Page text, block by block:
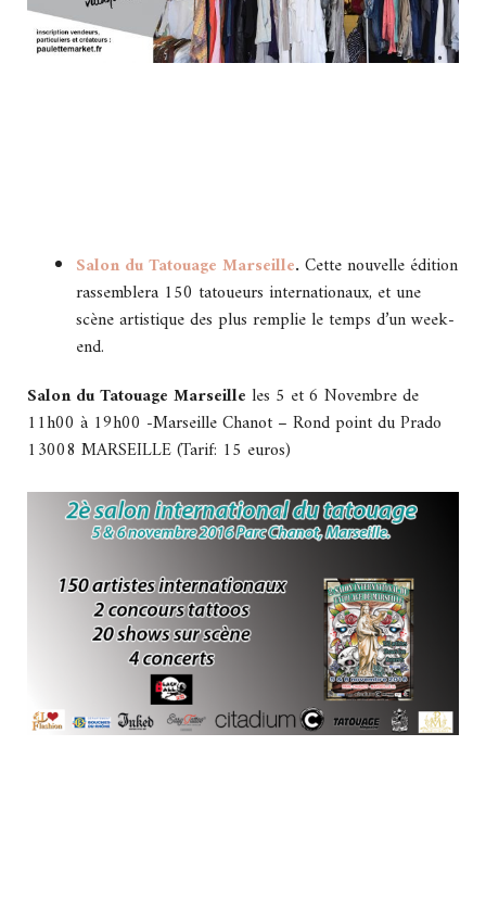
Salon du Tatouage Marseille. Cette nouvelle édition
rassemblera 150 tatoueurs internationaux, et une
scène artistique des plus remplie le temps d’un week-
end.
Salon du Tatouage Marseille les 5 et 6 Novembre de
11h00 à 19h00 -Marseille Chanot – Rond point du Prado
13008 MARSEILLE (Tarif: 15 euros)